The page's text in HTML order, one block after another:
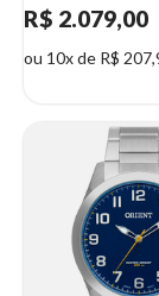
R$ 2.079,00
ou 10x de R$